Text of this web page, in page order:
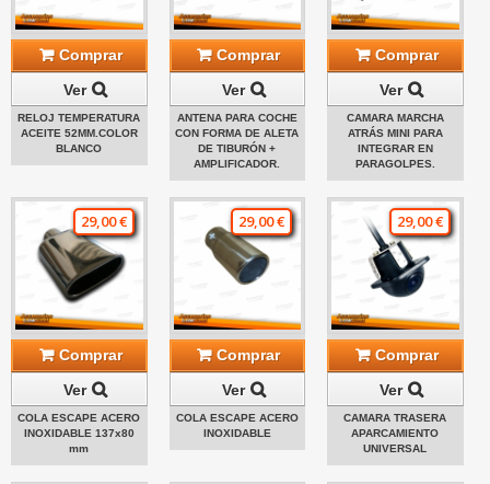
Comprar
Ver
RELOJ TEMPERATURA
ACEITE 52MM.COLOR
BLANCO
Comprar
Ver
ANTENA PARA COCHE
CON FORMA DE ALETA
DE TIBURÓN +
AMPLIFICADOR.
Comprar
Ver
CAMARA MARCHA
ATRÁS MINI PARA
INTEGRAR EN
PARAGOLPES.
29,00 €
Comprar
Ver
COLA ESCAPE ACERO
INOXIDABLE 137x80
mm
29,00 €
Comprar
Ver
COLA ESCAPE ACERO
INOXIDABLE
29,00 €
Comprar
Ver
CAMARA TRASERA
APARCAMIENTO
UNIVERSAL